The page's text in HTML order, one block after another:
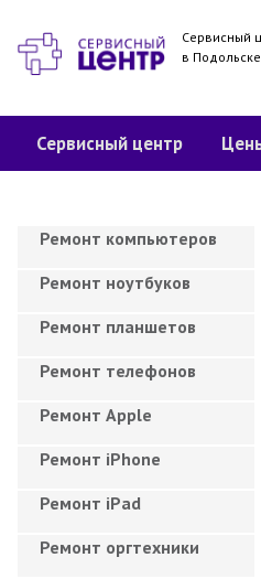
Сервисный
в Подольске
Сервисный центр
Ремонт компьютеров
Ремонт ноутбуков
Ремонт планшетов
Ремонт телефонов
Ремонт Apple
Ремонт iPhone
Ремонт iPad
Ремонт оргтехники